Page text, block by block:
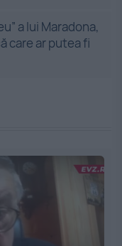
a lui Maradona,
care ar putea fi